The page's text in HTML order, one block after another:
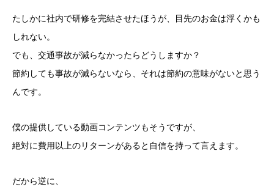
たしかに社内で研修を完結させたほうが、目先のお金は浮くかも
しれない。
でも、交通事故が減らなかったらどうしますか？
節約しても事故が減らないなら、それは節約の意味がないと思う
んです。
僕の提供している動画コンテンツもそうですが、
絶対に費用以上のリターンがあると自信を持って言えます。
だから逆に、